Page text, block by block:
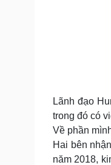
Lãnh đạo
trong đó có
Về phần
Hai bên
năm 2018,